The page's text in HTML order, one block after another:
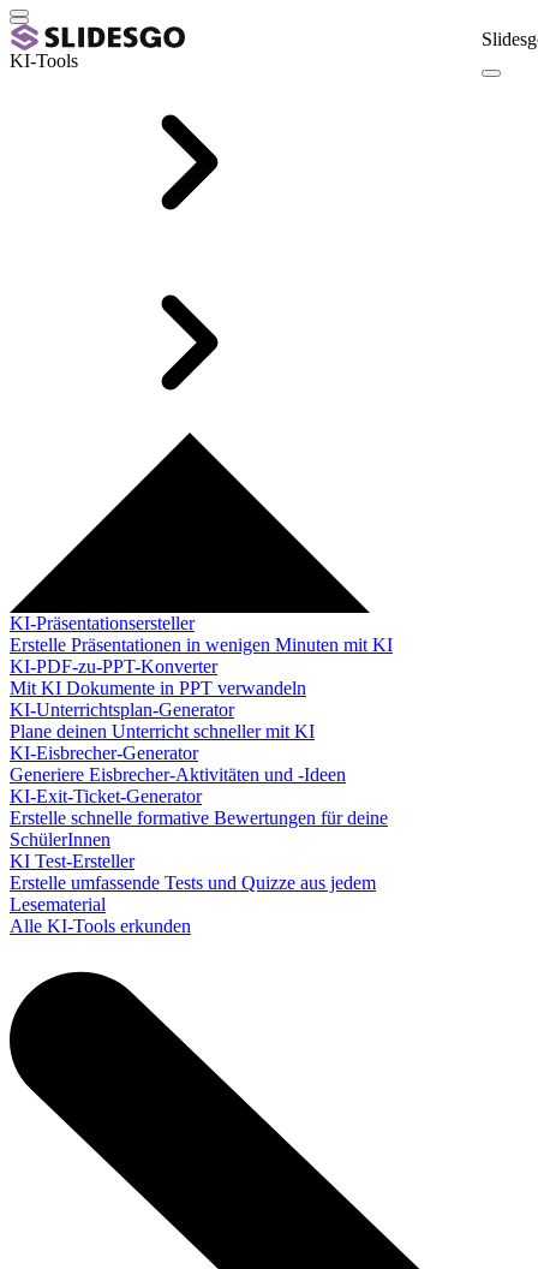
KI-Tools
KI-Präsentationsersteller
Erstelle Präsentationen in wenigen Minuten mit KI
KI-PDF-zu-PPT-Konverter
Mit KI Dokumente in PPT verwandeln
KI-Unterrichtsplan-Generator
Plane deinen Unterricht schneller mit KI
KI-Eisbrecher-Generator
Generiere Eisbrecher-Aktivitäten und -Ideen
KI-Exit-Ticket-Generator
Erstelle schnelle formative Bewertungen für deine
SchülerInnen
KI Test-Ersteller
Erstelle umfassende Tests und Quizze aus jedem
Lesematerial
Alle KI-Tools erkunden